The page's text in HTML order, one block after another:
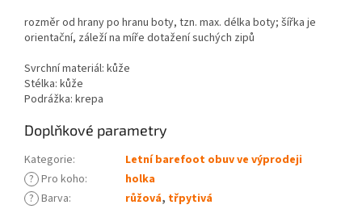
rozměr od hrany po hranu boty, tzn. max. délka boty; šířka je
orientační, záleží na míře dotažení suchých zipů
Svrchní materiál: kůže
Stélka: kůže
Podrážka: krepa
Doplňkové parametry
Kategorie:
Letní barefoot obuv ve výprodeji
? Pro koho:
holka
? Barva: růžová, třpytivá